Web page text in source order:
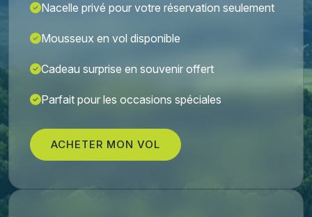
Nacelle privé pour votre réservation seulement
Mousseux en vol disponible
Cadeau surprise en souvenir offert
Parfait pour les occasions spéciales
ACHETER MON VOL